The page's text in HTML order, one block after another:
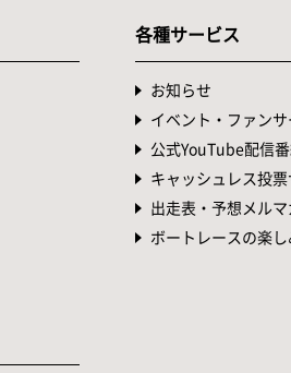
各種サービス
お知らせ
イベント・ファンサ
公式YouTube配信
キャッシュレス投票
出走表・予想メルマ
ボートレースの楽し